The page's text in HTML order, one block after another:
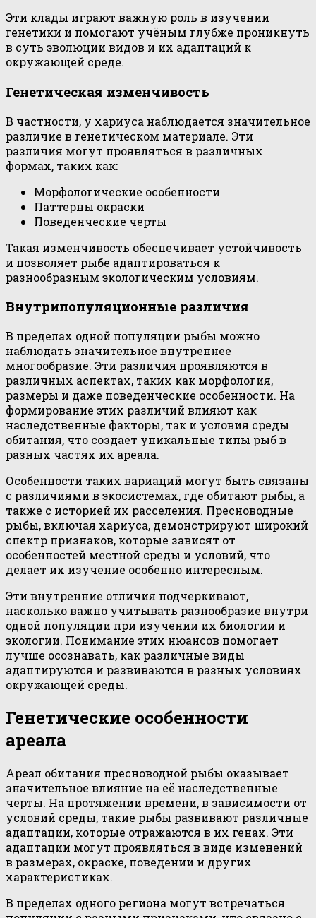
Эти клады играют важную роль в изучении
генетики и помогают учёным глубже проникнуть
в суть эволюции видов и их адаптаций к
окружающей среде.
Генетическая изменчивость
В частности, у хариуса наблюдается значительное
различие в генетическом материале. Эти
различия могут проявляться в различных
формах, таких как:
Морфологические особенности
Паттерны окраски
Поведенческие черты
Такая изменчивость обеспечивает устойчивость
и позволяет рыбе адаптироваться к
разнообразным экологическим условиям.
Внутрипопуляционные различия
В пределах одной популяции рыбы можно
наблюдать значительное внутреннее
многообразие. Эти различия проявляются в
различных аспектах, таких как морфология,
размеры и даже поведенческие особенности. На
формирование этих различий влияют как
наследственные факторы, так и условия среды
обитания, что создает уникальные типы рыб в
разных частях их ареала.
Особенности таких вариаций могут быть связаны
с различиями в экосистемах, где обитают рыбы, а
также с историей их расселения. Пресноводные
рыбы, включая хариуса, демонстрируют широкий
спектр признаков, которые зависят от
особенностей местной среды и условий, что
делает их изучение особенно интересным.
Эти внутренние отличия подчеркивают,
насколько важно учитывать разнообразие внутри
одной популяции при изучении их биологии и
экологии. Понимание этих нюансов помогает
лучше осознавать, как различные виды
адаптируются и развиваются в разных условиях
окружающей среды.
Генетические особенности
ареала
Ареал обитания пресноводной рыбы оказывает
значительное влияние на её наследственные
черты. На протяжении времени, в зависимости от
условий среды, такие рыбы развивают различные
адаптации, которые отражаются в их генах. Эти
адаптации могут проявляться в виде изменений
в размерах, окраске, поведении и других
характеристиках.
В пределах одного региона могут встречаться